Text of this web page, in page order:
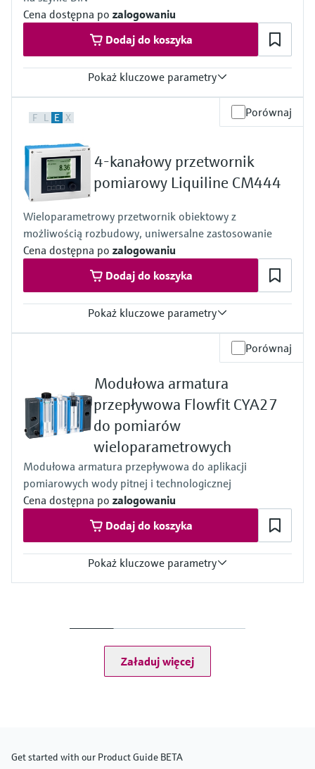
- the measurement is not pH dependent
Cena dostępna po zalogowaniu
Dodaj do koszyka
Pokaż kluczowe parametry
1 to 2x Memosens digital input
2x Digital input optional
Wyjście
2 to 8x 0/4 to 20 mA current outputs
Alarmrelay, 2x relay, ProfibusDP, Modbus RS485,
Modbus TCP, Ethernet
Stopień ochrony
Transmitter: IP20
Optional Display: IP66
F L E X Porównaj
4-kanałowy przetwornik
pomiarowy Liquiline CM444
Wieloparametrowy przetwornik obiektowy z
możliwością rozbudowy, uniwersalne zastosowanie
Cena dostępna po zalogowaniu
Dodaj do koszyka
Pokaż kluczowe parametry
2 to 4x Digital input optional
Wyjście
2 to 8x 0/4 to 20 mA current outputs, alarmrelay,
4x relay, ProfibusDP, Modbus RS485, Modbus TCP, Ethernet
Stopień ochrony
Porównaj
Modułowa armatura
przepływowa Flowfit CYA27
do pomiarów
wieloparametrowych
Modułowa armatura przepływowa do aplikacji
pomiarowych wody pitnej i technologicznej
Cena dostępna po zalogowaniu
Dodaj do koszyka
Pokaż kluczowe parametry
Załaduj więcej
Get started with our Product Guide BETA